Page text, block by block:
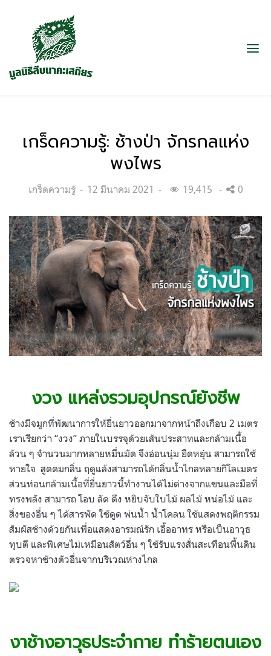
เกร็ดความรู้: ช้างป่า จักรกลแห่ง
พงไพร
Categories:
เกร็ดความรู้
Posted
12 มีนาคม 2021 19,415 0
งวง แหล่งรวมอุปกรณ์ยังชีพ
ช้างมีจมูกที่พัฒนาการให้ยื่นยาวออกมาจากหน้าถึงเกือบ 2 เมตร
เราเรียกว่า “งวง” ภายในบรรจุด้วยเส้นประสาทและกล้ามเนื้อ
ล้วน ๆ จำนวนมากหลายหมื่นมัด จึงอ่อนนุ่ม ยืดหยุ่น สามารถใช้
หายใจ สูดดมกลิ่น ฤดูแล้งสามารถได้กลิ่นน้ำไกลหลายกิโลเมตร
ส่วนท่อนกล้ามเนื้อที่ยื่นยาวนี้ทำงานได้ไม่ต่างจากแขนและมือที่
ทรงพลัง สามารถ โอบ ลัด ดึง หยิบจับใบไม้ ผลไม้ หน่อไม้ และ
สิ่งของอื่น ๆ ได้สารพัด ใช้ดูด พ่นน้ำ น้ำโคลน ใช้แสดงพฤติกรรม
สัมผัสช้างด้วยกันเพื่อแสดงอารมณ์รัก เอื้ออาทร หรือเป็นอาวุธ
ทุบตี และพิเศษไม่เหมือนสัตว์อื่น ๆ ใช้รับแรงสั่นสะเทือนพื้นดิน
ตรวจหาช้างตัวอื่นจากบริเวณห่างไกล
งาช้างอาวุธประจำกาย ทำร้ายตนเอง